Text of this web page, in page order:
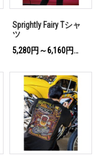
Sprightly Fairy Tシャ
ツ
5,280円～6,160円
(税込)